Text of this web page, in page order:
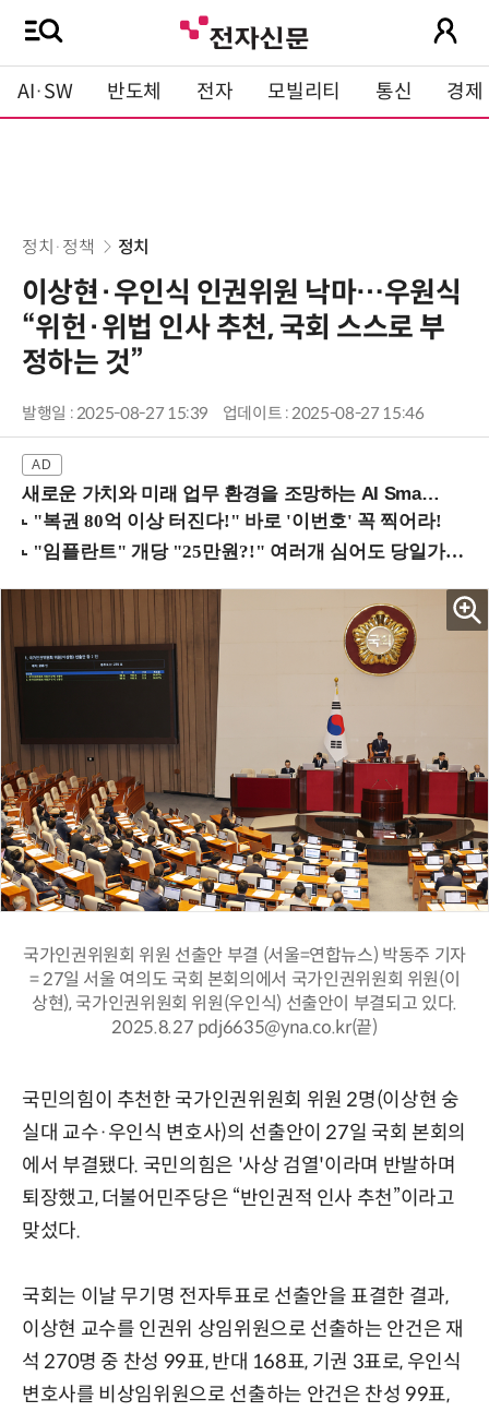
AI·SW 반도체 전자 모빌리티 통신 경제
정치·정책 정치
이상현·우인식 인권위원 낙마…우원식
“위헌·위법 인사 추천, 국회 스스로 부
정하는 것”
발행일 : 2025-08-27 15:39 업데이트 : 2025-08-27 15:46
새로운 가치와 미래 업무 환경을 조망하는 AI Smart Work Summit 2026 (9/11 코엑스)
국가인권위원회 위원 선출안 부결 (서울=연합뉴스) 박동주 기자
= 27일 서울 여의도 국회 본회의에서 국가인권위원회 위원(이
상현), 국가인권위원회 위원(우인식) 선출안이 부결되고 있다.
2025.8.27 pdj6635@yna.co.kr(끝)
국민의힘이 추천한 국가인권위원회 위원 2명(이상현 숭
실대 교수·우인식 변호사)의 선출안이 27일 국회 본회의
에서 부결됐다. 국민의힘은 '사상 검열'이라며 반발하며
퇴장했고, 더불어민주당은 “반인권적 인사 추천”이라고
맞섰다.
국회는 이날 무기명 전자투표로 선출안을 표결한 결과,
이상현 교수를 인권위 상임위원으로 선출하는 안건은 재
석 270명 중 찬성 99표, 반대 168표, 기권 3표로, 우인식
변호사를 비상임위원으로 선출하는 안건은 찬성 99표,